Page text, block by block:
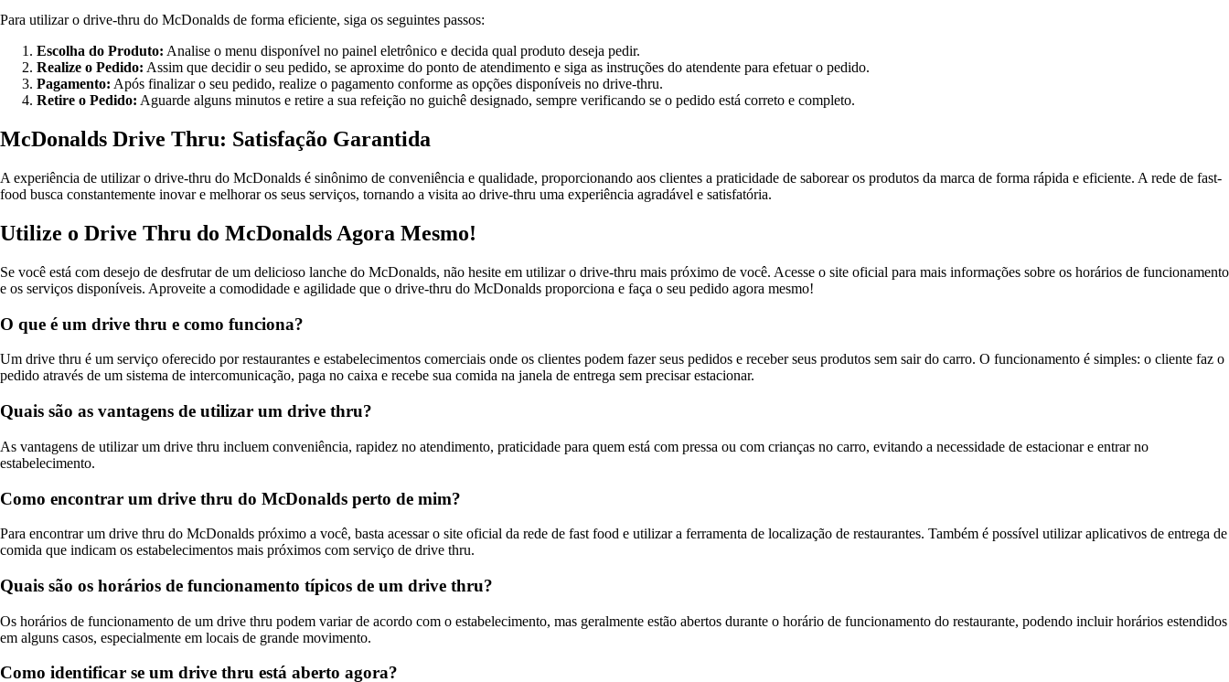
Para utilizar o drive-thru do McDonalds de forma eficiente, siga os seguintes passos:
Escolha do Produto: Analise o menu disponível no painel eletrônico e decida qual produto deseja pedir.
Realize o Pedido: Assim que decidir o seu pedido, se aproxime do ponto de atendimento e siga as instruções do atendente para efetuar o pedido.
Pagamento: Após finalizar o seu pedido, realize o pagamento conforme as opções disponíveis no drive-thru.
Retire o Pedido: Aguarde alguns minutos e retire a sua refeição no guichê designado, sempre verificando se o pedido está correto e completo.
McDonalds Drive Thru: Satisfação Garantida
A experiência de utilizar o drive-thru do McDonalds é sinônimo de conveniência e qualidade, proporcionando aos clientes a praticidade de saborear os produtos da marca de forma rápida e eficiente. A rede de fast-
food busca constantemente inovar e melhorar os seus serviços, tornando a visita ao drive-thru uma experiência agradável e satisfatória.
Utilize o Drive Thru do McDonalds Agora Mesmo!
Se você está com desejo de desfrutar de um delicioso lanche do McDonalds, não hesite em utilizar o drive-thru mais próximo de você. Acesse o site oficial para mais informações sobre os horários de funcionamento
e os serviços disponíveis. Aproveite a comodidade e agilidade que o drive-thru do McDonalds proporciona e faça o seu pedido agora mesmo!
O que é um drive thru e como funciona?
Um drive thru é um serviço oferecido por restaurantes e estabelecimentos comerciais onde os clientes podem fazer seus pedidos e receber seus produtos sem sair do carro. O funcionamento é simples: o cliente faz o
pedido através de um sistema de intercomunicação, paga no caixa e recebe sua comida na janela de entrega sem precisar estacionar.
Quais são as vantagens de utilizar um drive thru?
As vantagens de utilizar um drive thru incluem conveniência, rapidez no atendimento, praticidade para quem está com pressa ou com crianças no carro, evitando a necessidade de estacionar e entrar no
estabelecimento.
Como encontrar um drive thru do McDonalds perto de mim?
Para encontrar um drive thru do McDonalds próximo a você, basta acessar o site oficial da rede de fast food e utilizar a ferramenta de localização de restaurantes. Também é possível utilizar aplicativos de entrega de
comida que indicam os estabelecimentos mais próximos com serviço de drive thru.
Quais são os horários de funcionamento típicos de um drive thru?
Os horários de funcionamento de um drive thru podem variar de acordo com o estabelecimento, mas geralmente estão abertos durante o horário de funcionamento do restaurante, podendo incluir horários estendidos
em alguns casos, especialmente em locais de grande movimento.
Como identificar se um drive thru está aberto agora?